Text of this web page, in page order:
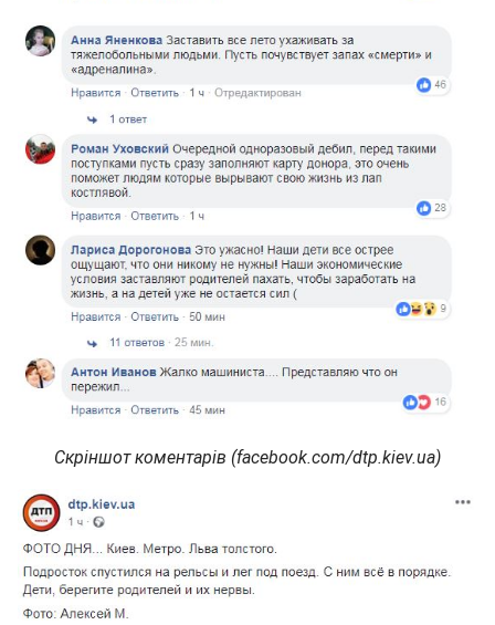
Скріншот коментарів (facebook.com/dtp.kiev.ua)